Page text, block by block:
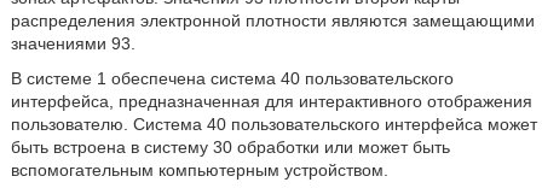
распределения электронной плотности являются замещающими
значениями 93.
В системе 1 обеспечена система 40 пользовательского
интерфейса, предназначенная для интерактивного отображения
пользователю. Система 40 пользовательского интерфейса может
быть встроена в систему 30 обработки или может быть
вспомогательным компьютерным устройством.